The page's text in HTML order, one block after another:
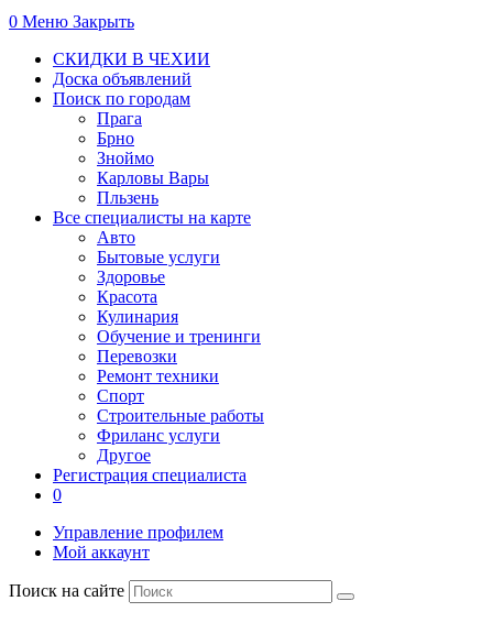
0 Меню Закрыть
СКИДКИ В ЧЕХИИ
Доска объявлений
Поиск по городам
Прага
Брно
Зноймо
Карловы Вары
Пльзень
Все специалисты на карте
Авто
Бытовые услуги
Здоровье
Красота
Кулинария
Обучение и тренинги
Перевозки
Ремонт техники
Спорт
Строительные работы
Фриланс услуги
Другое
Регистрация специалиста
0
Управление профилем
Мой аккаунт
Поиск на сайте